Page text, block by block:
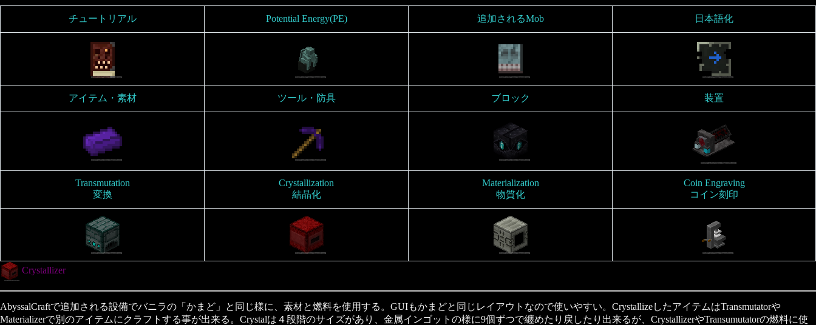
チュートリアル Potential Energy(PE) 追加されるMob 日本語化
アイテム・素材 ツール・防具 ブロック 装置
Transmutation
変換
Crystallization
結晶化
Materialization
物質化
Coin Engraving
コイン刻印
Crystallizer
AbyssalCraftで追加される設備でバニラの「かまど」と同じ様に、素材と燃料を使用する。GUIもかまどと同じレイアウトなので使いやすい。CrystallizeしたアイテムはTransmutatorや
Materializerで別のアイテムにクラフトする事が出来る。Crystalは４段階のサイズがあり、金属インゴットの様に9個ずつで纏めたり戻したり出来るが、CrystallizerやTransumutatorの燃料に使